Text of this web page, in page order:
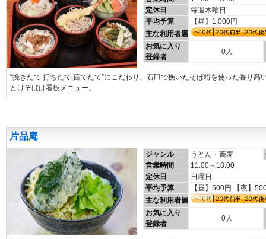
定休日
毎週木曜日
平均予算
【昼】1,000円
主な利用者層
お気に入り
登録者
0人
“挽きたて 打ちたて 茹でたて”にこだわり、石臼で挽いたそば粉を使った香り
とけそばは看板メニュー。
片品庵
ジャンル うどん・蕎麦
営業時間
11:00～18:00
定休日
日曜日
平均予算
【昼】500円 【夜】
主な利用者層
お気に入り
登録者
0人